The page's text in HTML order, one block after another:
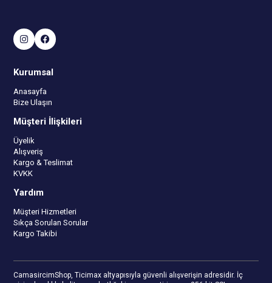
Kurumsal
Anasayfa
Bize Ulaşın
Müşteri İlişkileri
Üyelik
Alışveriş
Kargo & Teslimat
KVKK
Yardım
Müşteri Hizmetleri
Sıkça Sorulan Sorular
Kargo Takibi
CamasircimShop, Ticimax altyapısıyla güvenli alışverişin adresidir. İç